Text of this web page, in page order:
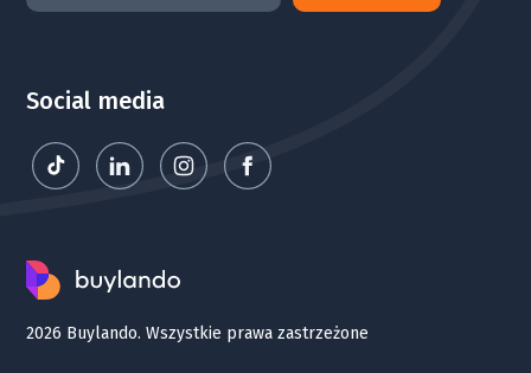
Social media
2026 Buylando. Wszystkie prawa zastrzeżone